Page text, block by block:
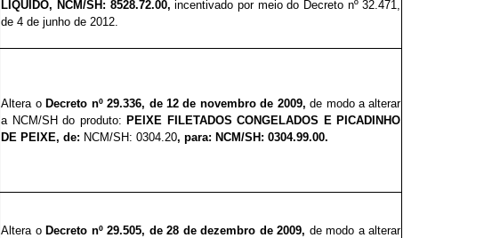
LÍQUIDO, NCM/SH: 8528.72.00,incentivado por meio do Decreto nº 32.471,
de 4 de junho de 2012.
Altera o Decreto nº 29.336, de 12 de novembro de 2009, de modo a alterar
a NCM/SH do produto: PEIXE FILETADOS CONGELADOS E PICADINHO
DE PEIXE, de: NCM/SH: 0304.20, para: NCM/SH: 0304.99.00.
Altera o Decreto nº 29.505, de 28 de dezembro de 2009, de modo a alterar